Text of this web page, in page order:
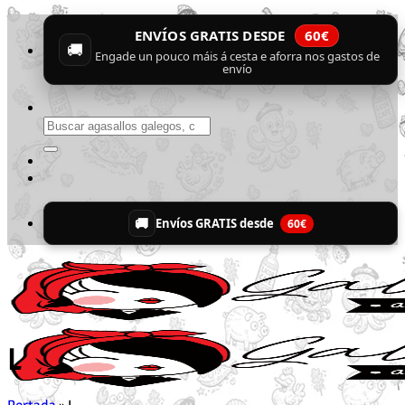
Skip
content
🚚
ENVÍOS GRATIS DESDE 60€
Engade un pouco máis á cesta e aforra nos gastos de
envío
Buscar
por:
🚚 Envíos GRATIS desde 60€
L